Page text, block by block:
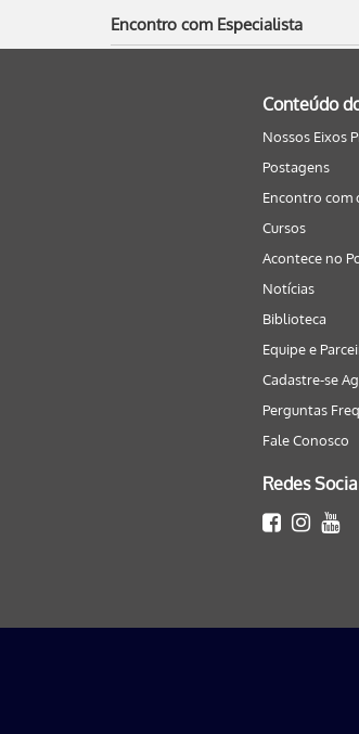
Encontro com Especialista
Conteúdo
Nossos Eixos
Postagens
Encontro com
Cursos
Acontece no
Notícias
Biblioteca
Equipe e
Cadastre-se
Perguntas
Fale Conosco
Redes
Este site